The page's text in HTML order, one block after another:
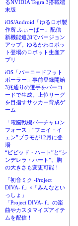
るNVIDIA Tegra 3搭載端
末版
iOS/Android「ゆるロボ製
作所 ふぃーばー」配信
新機能追加でバージョン
アップ。ゆるかわロボッ
ト登場のロボット生産ア
プリ
iOS「バーコードフット
ボーラー」事前登録開始
3兆通りの選手をバーコ
ードで生成。上位リーグ
を目指すサッカー育成ゲ
ーム
「電脳戦機バーチャロン
フォース」“フェイ・イ
ェン”プラモが12月に登
場
“ビビッド・ハート”と“シ
ンデレラ・ハート”。胸
の大きさも変更可能！
「初音ミク -Project
DIVA- f」×「みんなとい
っしょ」
「Project DIVA- f」の楽
曲やカスタマイズアイテ
ムを配信！